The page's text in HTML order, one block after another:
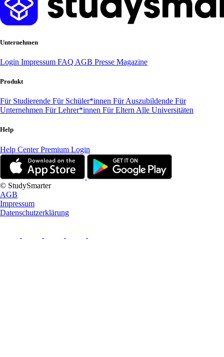
Unternehmen
Login Impressum FAQ AGB Presse Magazine
Produkt
Für Studierende Für Schüler*innen Für Auszubildende Für
Unternehmen Für Lehrer*innen Für Eltern Alle Universitäten
Help
Help CenterPremium Login
© StudySmarter
AGB
Impressum
Datenschutzerklärung